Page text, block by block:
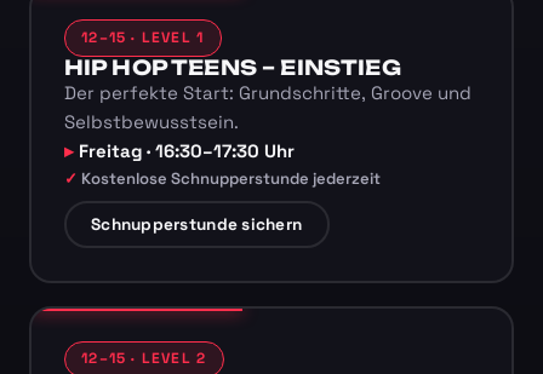
12–15 · LEVEL 1
HIP HOP TEENS – EINSTIEG
Der perfekte Start: Grundschritte, Groove und
Selbstbewusstsein.
Freitag · 16:30–17:30 Uhr
Kostenlose Schnupperstunde jederzeit
Schnupperstunde sichern
12–15 · LEVEL 2